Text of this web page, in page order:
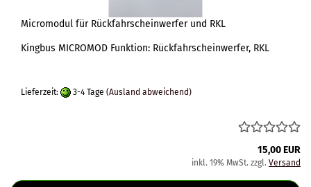
Micromodul für Rückfahrscheinwerfer und RKL
Kingbus MICROMOD Funktion: Rückfahrscheinwerfer, RKL
Lieferzeit: 3-4 Tage (Ausland abweichend)
15,00 EUR
inkl. 19% MwSt. zzgl. Versand